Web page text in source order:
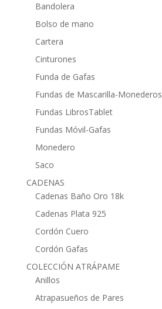
Bandolera
Bolso de mano
Cartera
Cinturones
Funda de Gafas
Fundas de Mascarilla-Monederos
Fundas LibrosTablet
Fundas Móvil-Gafas
Monedero
Saco
CADENAS
Cadenas Baño Oro 18k
Cadenas Plata 925
Cordón Cuero
Cordón Gafas
COLECCIÓN ATRÁPAME
Anillos
Atrapasueños de Pares